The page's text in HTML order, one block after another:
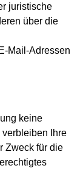
juristische
über die
Mail-Adressen
keine
Ihre
Zweck für die